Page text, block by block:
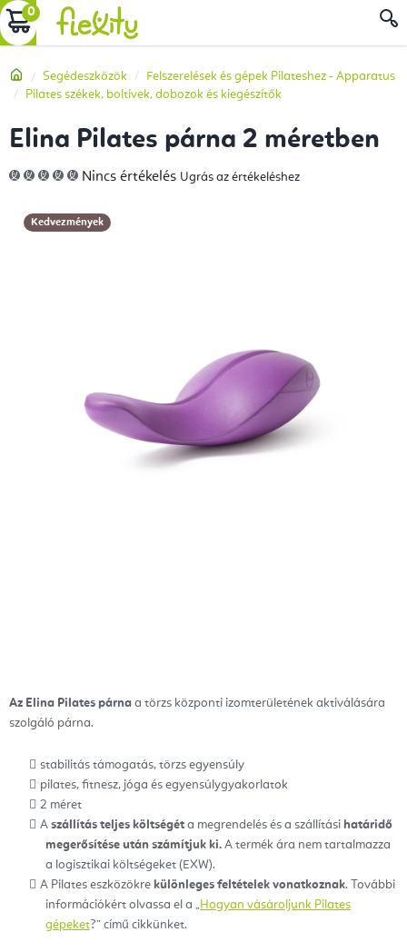
Ugrás
a
tartalomhoz
KOSÁR
Kezdőlap
Segédeszközök
Felszerelések és gépek Pilateshez - Apparatus
Pilates székek, boltívek, dobozok és kiegészítők
Az Elina Pilates párna a törzs központi izomterületének aktiválására
szolgáló párna.
stabilitás támogatás, törzs egyensúly
pilates, fitnesz, jóga és egyensúlygyakorlatok
2 méret
A szállítás teljes költségét a megrendelés és a szállítási határidő
megerősítése után számítjuk ki. A termék ára nem tartalmazza
a logisztikai költségeket (EXW).
A Pilates eszközökre különleges feltételek vonatkoznak. További
információkért olvassa el a „Hogyan vásároljunk Pilates
gépeket?” című cikkünket.
Elina Pilates párna 2 méretben
A
termék
5-
ből
0,0
Nincs értékelés Ugrás az értékeléshez
Kedvezmények